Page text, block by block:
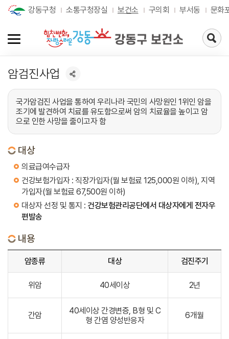
강동구청 소통구청장실 보건소 구의회 부서동 문화
검
색
가
기
암검진사업
국가암검진 사업을 통하여 우리나라 국민의 사망원인 1위인 암을
조기에 발견하여 치료를 유도함으로써 암의 치료율을 높이고 암
으로 인한 사망을 줄이고자 함
대상
의료급여수급자
건강보험가입자 : 직장가입자(월 보험료 125,000원 이하), 지역
가입자(월 보험료 67,500원 이하)
대상자 선정 및 통지 : 건강보험관리공단에서 대상자에게 전자우
편발송
내용
암종류 대상 검진주기
위암 40세이상 2년
간암
40세이상 간경변증, B형 및 C
형 간염 양성반응자
6개월